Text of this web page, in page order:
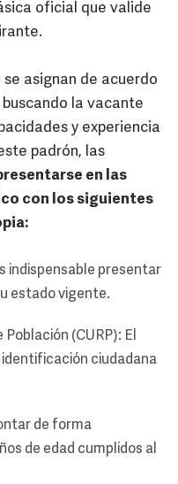
oficial que valide
asignan de acuerdo
la vacante
y experiencia
padrón, las
en las
con los siguientes
indispensable presentar
estado vigente.
(CURP): El
ciudadana
de forma
de edad cumplidos al